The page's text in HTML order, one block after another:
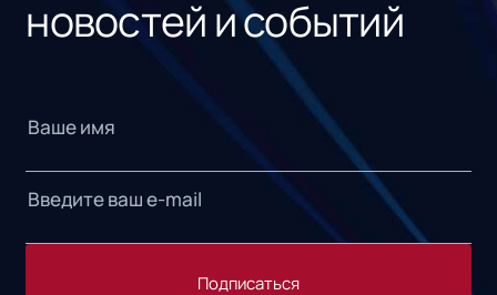
новостей и событий
Подписаться